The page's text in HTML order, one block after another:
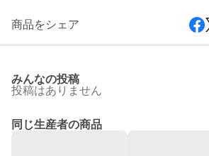
商品をシェア
みんなの投稿
投稿はありません
同じ生産者の商品